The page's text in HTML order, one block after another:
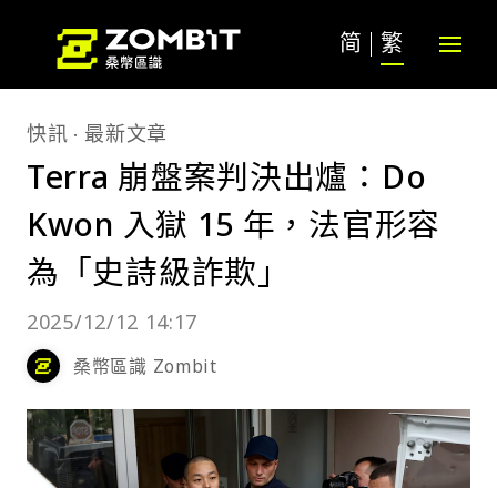
简 繁
快訊 最新文章
Terra 崩盤案判決出爐：Do
Kwon 入獄 15 年，法官形容
為「史詩級詐欺」
2025/12/12 14:17
桑幣區識 Zombit